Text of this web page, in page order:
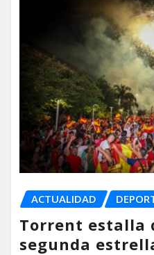
ACTUALIDAD
Torrent estalla
segunda